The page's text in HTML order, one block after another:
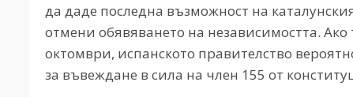
да даде последна възможност на
отмени обявяването на независимостта. Ако
октомври, испанското правителство
за въвеждане в сила на член 155 от